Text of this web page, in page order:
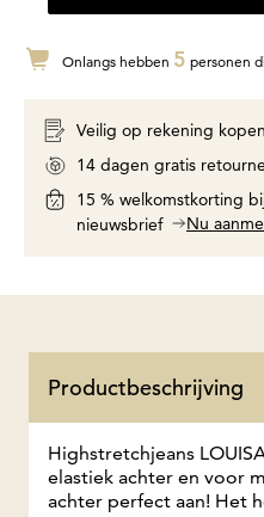
Onlangs hebben 5 personen
Veilig op rekening kopen
14 dagen gratis
15 % welkomstkorting
nieuwsbrief
Nu
Productbeschrijving
Highstretchjeans
elastiek achter en voor
achter perfect aan! Het